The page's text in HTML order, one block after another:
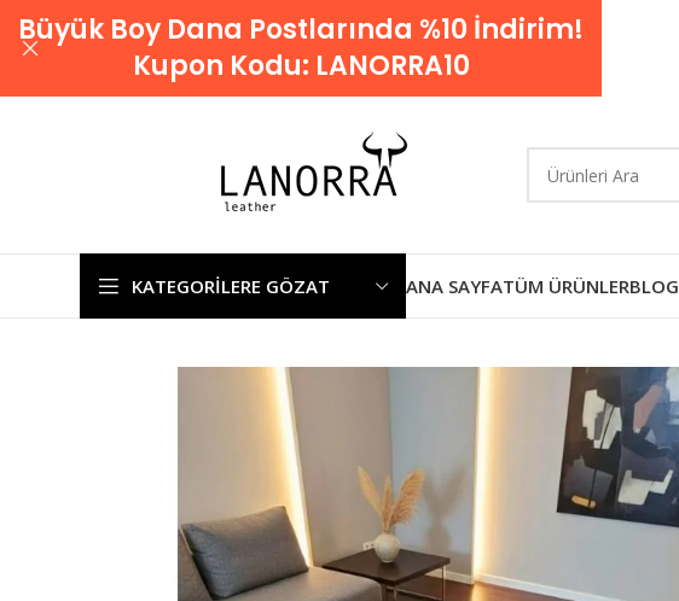
KATEGORILERE GÖZAT ANA SAYFATÜM ÜRÜNLERBLOG
Büyük Boy Dana Postlarında %10 İndirim!
Kupon Kodu: LANORRA10